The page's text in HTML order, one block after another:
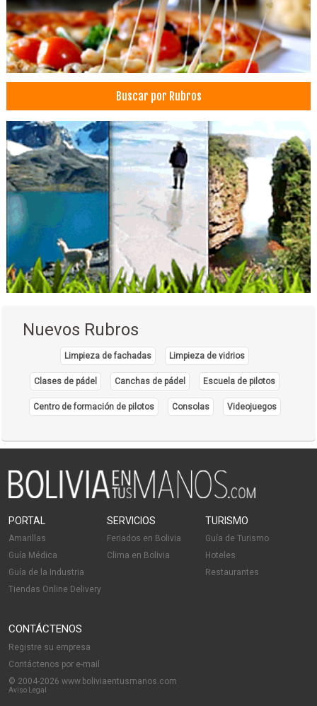
Aguas termales
Restaurantes
Buscar por Rubros
Nuevos Rubros
Limpieza de fachadas Limpieza de vidrios
Clases de pádel Canchas de pádel Escuela de pilotos
Centro de formación de pilotos Consolas Videojuegos
PORTAL
Amarillas
Guía Médica
Guía de la Industria
Tiendas Online Delivery
SERVICIOS
Feriados en Bolivia
Clima en Bolivia
TURISMO
Guía de Turismo
Hoteles
Restaurantes
CONTÁCTENOS
Registre su empresa
Contáctenos por e-mail
© 2004-2026 www.boliviaentusmanos.com
Aviso Legal